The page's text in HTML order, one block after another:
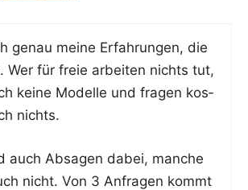
genau mei­ne Erfah­run­gen, die
Wer für freie arbei­ten nichts tut,
kei­ne Model­le und fra­gen kos­
nichts.
auch Absa­gen dabei, man­che
nicht. Von 3 Anfra­gen kommt